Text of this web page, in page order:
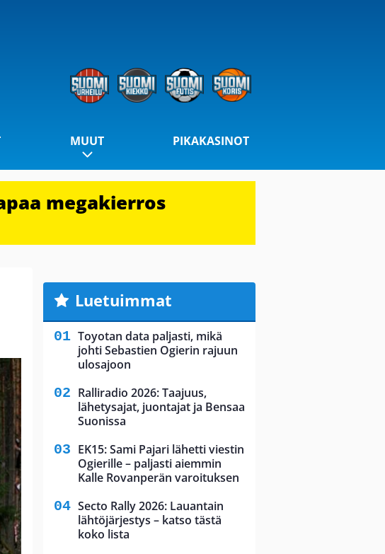
MUUT PIKAKASINOT
megakierros
Luetuimmat
Toyotan data paljasti, mikä
johti Sebastien Ogierin rajuun
ulosajoon
Ralliradio 2026: Taajuus,
lähetysajat, juontajat ja Bensaa
Suonissa
EK15: Sami Pajari lähetti viestin
Ogierille – paljasti aiemmin
Kalle Rovanperän varoituksen
Secto Rally 2026: Lauantain
lähtöjärjestys – katso tästä
koko lista